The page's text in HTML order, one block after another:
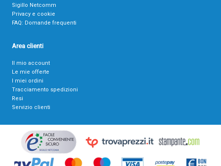
Sigillo Netcomm
Privacy e cookie
FAQ: Domande frequenti
Area clienti
Il mio account
Le mie offerte
I miei ordini
Tracciamento spedizioni
Resi
Servizio clienti